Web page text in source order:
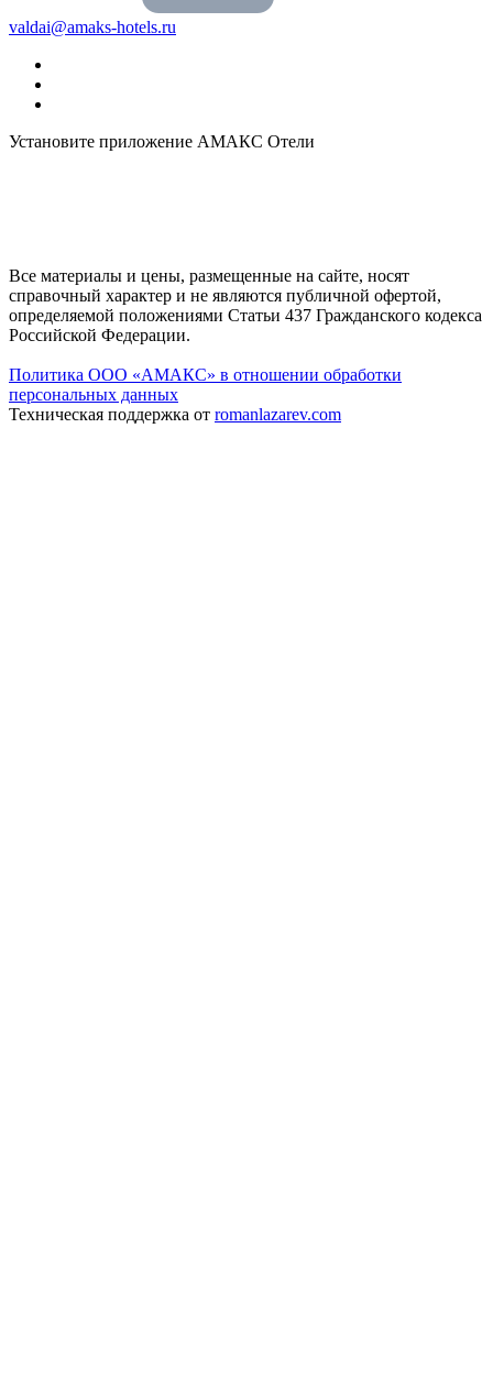
valdai@amaks-hotels.ru
Установите приложение АМАКС Отели
Все материалы и цены, размещенные на сайте, носят
справочный характер и не являются публичной офертой,
определяемой положениями Статьи 437 Гражданского кодекса
Российской Федерации.
Политика ООО «АМАКС» в отношении обработки
персональных данных
Техническая поддержка от romanlazarev.com